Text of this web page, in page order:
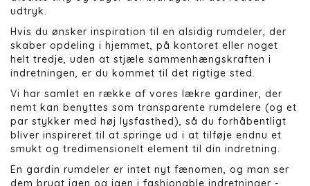
udtryk.
Hvis du ønsker inspiration til en alsidig rumdeler, der
skaber opdeling i hjemmet, på kontoret eller noget
helt tredje, uden at stjæle sammenhængskraften i
indretningen, er du kommet til det rigtige sted.
Vi har samlet en række af vores lækre gardiner, der
nemt kan benyttes som transparente rumdelere (og et
par stykker med høj lysfasthed), så du forhåbentligt
bliver inspireret til at springe ud i at tilføje endnu et
smukt og tredimensionelt element til din indretning.
En gardin rumdeler er intet nyt fænomen, og man ser
dem brugt igen og igen i fashionable indretninger -